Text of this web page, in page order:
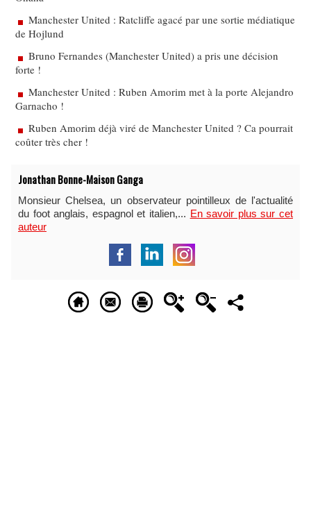
Manchester United : Ratcliffe agacé par une sortie médiatique
de Hojlund
Bruno Fernandes (Manchester United) a pris une décision
forte !
Manchester United : Ruben Amorim met à la porte Alejandro
Garnacho !
Ruben Amorim déjà viré de Manchester United ? Ca pourrait
coûter très cher !
Jonathan Bonne-Maison Ganga
Monsieur Chelsea, un observateur pointilleux de l'actualité
du foot anglais, espagnol et italien,... En savoir plus sur cet
auteur